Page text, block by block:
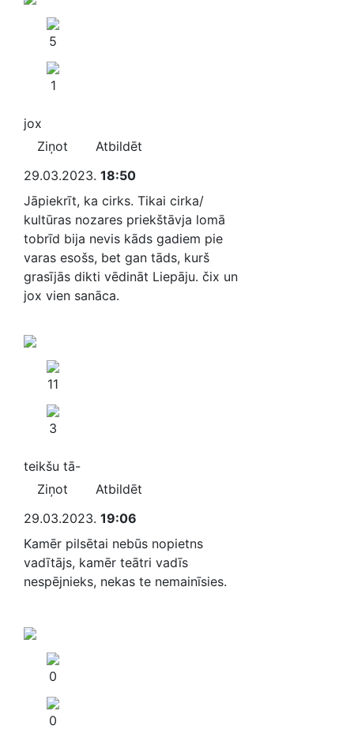
5
1
jox
Ziņot
Atbildēt
29.03.2023. 18:50
Jāpiekrīt, ka cirks. Tikai cirka/
kultūras nozares priekštāvja lomā
tobrīd bija nevis kāds gadiem pie
varas esošs, bet gan tāds, kurš
grasījās dikti vēdināt Liepāju. čix un
jox vien sanāca.
11
3
teikšu tā-
Ziņot
Atbildēt
29.03.2023. 19:06
Kamēr pilsētai nebūs nopietns
vadītājs, kamēr teātri vadīs
nespējnieks, nekas te nemainīsies.
0
0